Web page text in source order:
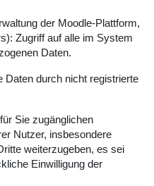
der Moodle-Plattform,
Zugriff auf alle im System
Daten.
Daten durch nicht registrierte
Sie zugänglichen
Nutzer, insbesondere
weiterzugeben, es sei
Einwilligung der